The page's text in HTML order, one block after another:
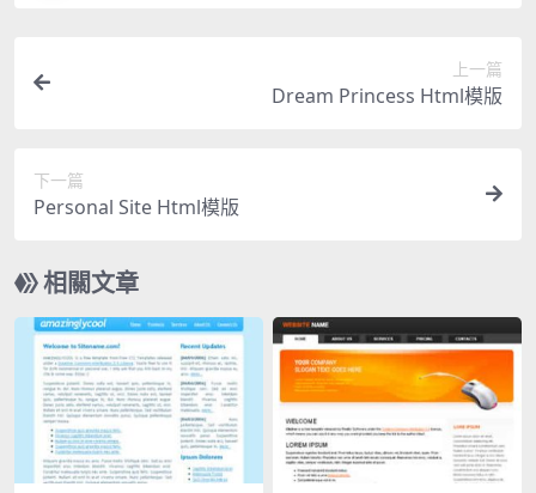
上一篇
Dream Princess Html模版
下一篇
Personal Site Html模版
相關文章